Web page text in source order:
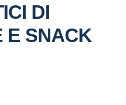
DI
E SNACK